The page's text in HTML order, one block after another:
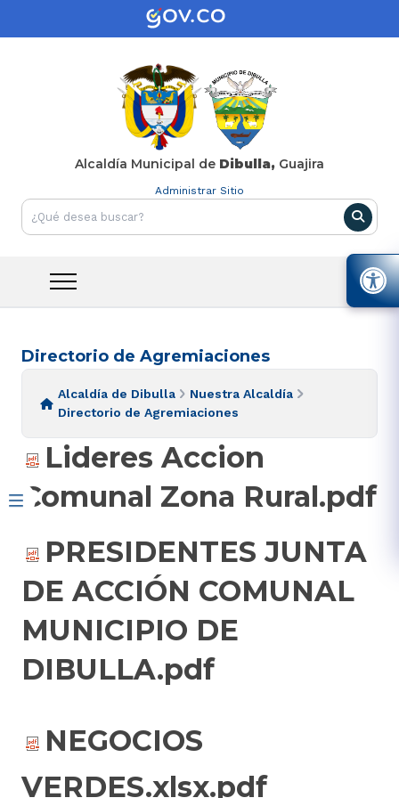
Alcaldía Municipal de Dibulla, Guajira
Administrar Sitio
Directorio de Agremiaciones
Alcaldía de Dibulla
Nuestra Alcaldía
Directorio de Agremiaciones
Lideres Accion
Comunal Zona Rural.pdf
PRESIDENTES JUNTA
DE ACCIÓN COMUNAL
MUNICIPIO DE
DIBULLA.pdf
NEGOCIOS
VERDES.xlsx.pdf